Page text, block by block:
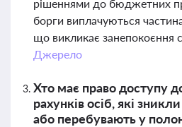
рішеннями до бюджетних
борги виплачуються
що викликає занепокоєння
Джерело
Хто має право доступу
рахунків осіб, які
або перебувають у